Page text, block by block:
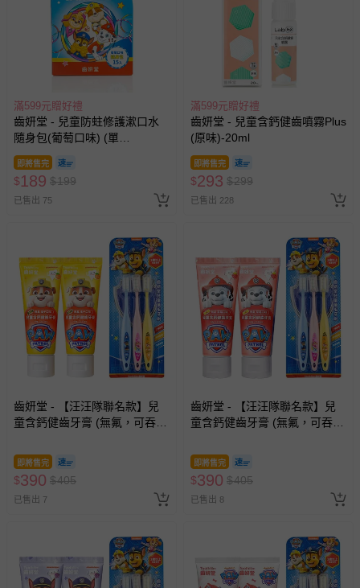
滿599元贈好禮
齒妍堂 - 兒童防蛀修護漱口水
隨身包(葡萄口味) (單
盒)-10ml*15入
即將售完
$189 $199
已售出 75
滿599元贈好禮
齒妍堂 - 兒童含鈣健齒噴霧Plus
(原味)-20ml
即將售完
$293 $299
已售出 228
齒妍堂 - 【汪汪隊聯名款】兒
童含鈣健齒牙膏 (無氟，可吞
刷-3入
即將售完
$390 $405
已售出 7
齒妍堂 - 【汪汪隊聯名款】兒
童含鈣健齒牙膏 (無氟，可吞
刷-3入
即將售完
$390 $405
已售出 8